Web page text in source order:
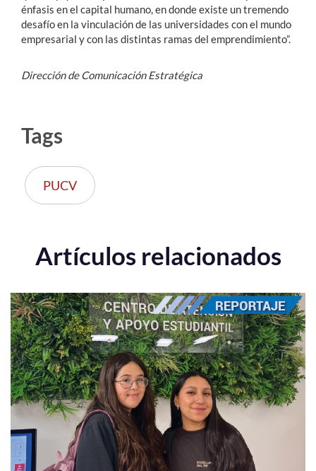
énfasis en el capital humano, en donde existe un tremendo
desafío en la vinculación de las universidades con el mundo
empresarial y con las distintas ramas del emprendimiento”.
Dirección de Comunicación Estratégica
Tags
PUCV
Artículos relacionados